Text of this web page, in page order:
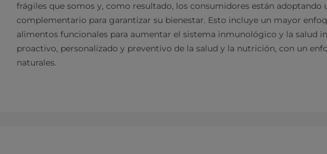
frágiles que somos y, como resultado, los consumidores están adoptando
complementario para garantizar su bienestar. Esto incluye un mayor
alimentos funcionales para aumentar el sistema inmunológico y la salud
proactivo, personalizado y preventivo de la salud y la nutrición, con un
naturales.